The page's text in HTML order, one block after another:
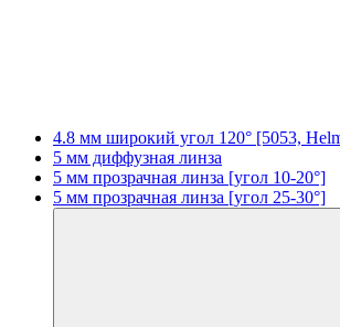
4.8 мм широкий угол 120° [5053,
5 мм диффузная линза
5 мм прозрачная линза [угол 10-20°]
5 мм прозрачная линза [угол 25-30°]